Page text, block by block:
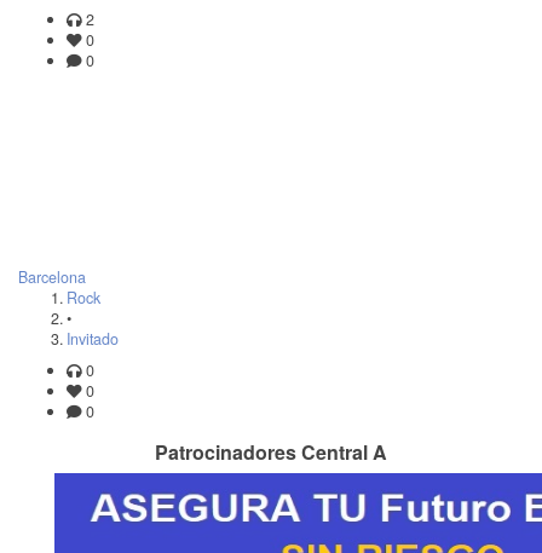
2
0
0
Barcelona
Rock
•
Invitado
0
0
0
Patrocinadores Central A